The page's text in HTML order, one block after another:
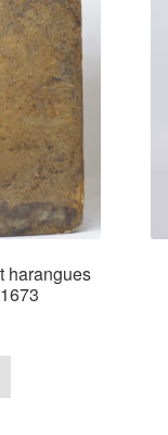
harangues